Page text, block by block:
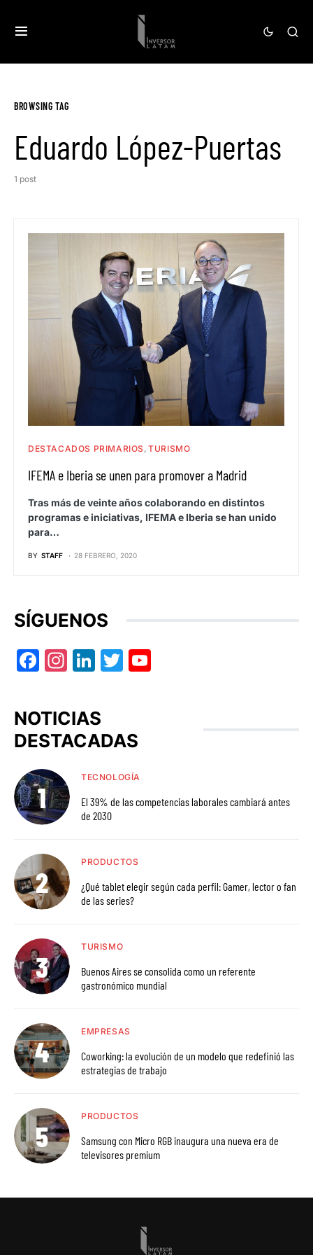
BROWSING TAG
Eduardo López-Puertas
1 post
DESTACADOS PRIMARIOS TURISMO
IFEMA e Iberia se unen para promover a Madrid
Tras más de veinte años colaborando en distintos
programas e iniciativas, IFEMA e Iberia se han unido
para…
BY STAFF 28 FEBRERO, 2020
SÍGUENOS
Facebook
Instagram
LinkedIn
Twitter
NOTICIAS
DESTACADAS
TECNOLOGÍA
El 39% de las competencias laborales cambiará antes
de 2030
PRODUCTOS
¿Qué tablet elegir según cada perfil: Gamer, lector o fan
de las series?
TURISMO
Buenos Aires se consolida como un referente
gastronómico mundial
EMPRESAS
Coworking: la evolución de un modelo que redefinió las
estrategias de trabajo
PRODUCTOS
Samsung con Micro RGB inaugura una nueva era de
televisores premium